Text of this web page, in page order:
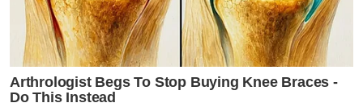
Arthrologist Begs To Stop Buying Knee Braces -
Do This Instead